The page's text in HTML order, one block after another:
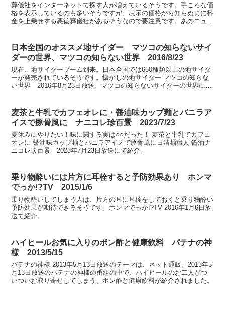
葬儀社をインターネットで探す人が増えているそうです。手ごろな価
格を表示しているのも多いそうですが、表示の価格から知らぬまに料
金を上乗せする悪徳葬儀社があるそうなので要注意です。あのニュー
日本全国のオススメ地サイダー マツコの知らないサイ
ダーの世界、マツコの知らない世界 2016/8/23
現在、地サイダーブーム到来。日本全国では650種類以上の地サイダ
ーが発売されているそうです。懐かしの地サイダー マツコの知らな
い世界 2016年8月23日放送、マツコの知らないサイダーの世界にて
麦茶と牛乳でカフェオレに・醤油味カップ麺とバニラア
イスで豚骨風に ナニコレ珍百景 2023/7/23
夏休みにやりたい！味に関する実は○○だった！ 麦茶と牛乳でカフェ
オレに 醤油味カップ麺とバニラアイスで豚骨風に日清麺職人 醤油ナ
ニコレ珍百景 2023年7月23日放送にて紹介。
乗り物酔いには片方に耳栓すると予防効果あり ホンマ
でっか!?TV 2015/1/6
乗り物酔いしてしまう人は、片方の耳に耳栓をしておくと乗り物酔い
予防効果が期待できるそうです。ホンマでっか!?TV 2016年1月6日放
送で紹介。
ハイヒールお気に入りのポン酢と健康飲料 パテナの神
様 2013/5/15
パテナの神様 2013年5月13日放送のテーマは、ネット通販。2013年5
月13日放送のパテナの神様の番組の中で、ハイヒールのお二人がつ
いついお取り寄せしてしまう、ポン酢と健康飲料が紹介されました。